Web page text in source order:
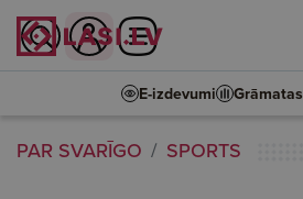
E-izdevumi Grāmatas
PAR SVARĪGO SPORTS